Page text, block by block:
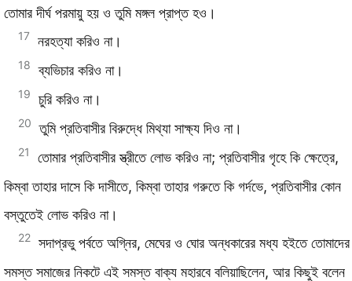
তোমার দীর্ঘ পরমায়ু হয় ও তুমি মঙ্গল প্রাপ্ত হও।
17 নরহত্যা করিও না।
18 ব্যভিচার করিও না।
19 চুরি করিও না।
20 তুমি প্রতিবাসীর বিরুদ্ধে মিথ্যা সাক্ষ্য দিও না।
21
তোমার প্রতিবাসীর স্ত্রীতে লোভ করিও না; প্রতিবাসীর গৃহে কি ক্ষেত্রে,
কিম্বা তাহার দাসে কি দাসীতে, কিম্বা তাহার গরুতে কি গর্দভে, প্রতিবাসীর কোন
বস্তুতেই লোভ করিও না।
22 সদাপ্রভু পর্বতে অগ্নির, মেঘের ও ঘোর অন্ধকারের মধ্য হইতে তোমাদের
সমস্ত সমাজের নিকটে এই সমস্ত বাক্য মহারবে বলিয়াছিলেন, আর কিছুই বলেন